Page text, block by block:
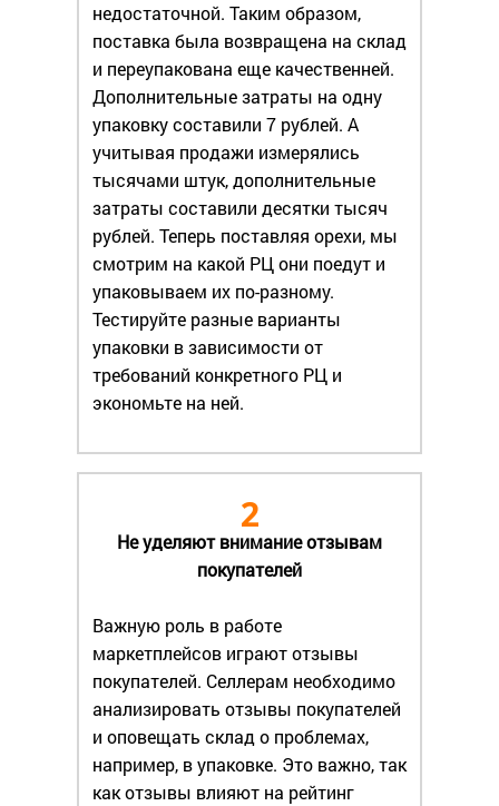
недостаточной. Таким образом,
поставка была возвращена на склад
и переупакована еще качественней.
Дополнительные затраты на одну
упаковку составили 7 рублей. А
учитывая продажи измерялись
тысячами штук, дополнительные
затраты составили десятки тысяч
рублей. Теперь поставляя орехи, мы
смотрим на какой РЦ они поедут и
упаковываем их по-разному.
Тестируйте разные варианты
упаковки в зависимости от
требований конкретного РЦ и
экономьте на ней.
2
Не уделяют внимание отзывам
покупателей
Важную роль в работе
маркетплейсов играют отзывы
покупателей. Селлерам необходимо
анализировать отзывы покупателей
и оповещать склад о проблемах,
например, в упаковке. Это важно, так
как отзывы влияют на рейтинг